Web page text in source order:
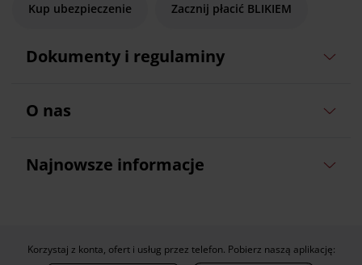
Kup ubezpieczenie Zacznij płacić BLIKIEM
Dokumenty i regulaminy
O nas
Najnowsze informacje
Korzystaj z konta, ofert i usług przez telefon. Pobierz naszą aplikację: